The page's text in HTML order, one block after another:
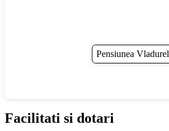
Pensiunea Vladurel
Facilitati si dotari